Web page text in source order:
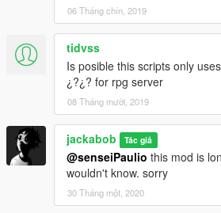
06 Tháng chín, 2019
tidvss
Is posible this scripts only
¿?¿? for rpg server
08 Tháng mười, 2019
jackabob Tác giả
@senseiPaulio this mod is
wouldn't know. sorry
30 Tháng một, 2020